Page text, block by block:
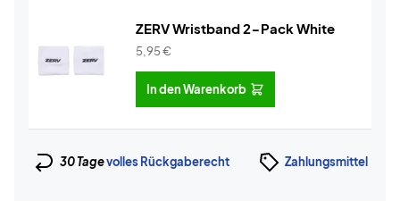
ZERV Wristband 2-Pack White
5,95€
In den Warenkorb
30 Tagevolles Rückgaberecht Zahlungsmittel